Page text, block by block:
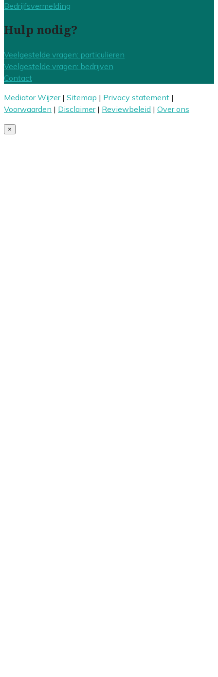
Bedrijfsvermelding
Hulp nodig?
Veelgestelde vragen: particulieren
Veelgestelde vragen: bedrijven
Contact
Mediator Wijzer| Sitemap | Privacy statement |
Voorwaarden | Disclaimer| Reviewbeleid | Over ons
×